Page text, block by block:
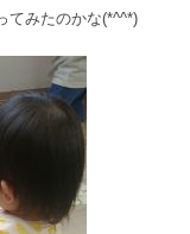
てみたのかな(*^^*)